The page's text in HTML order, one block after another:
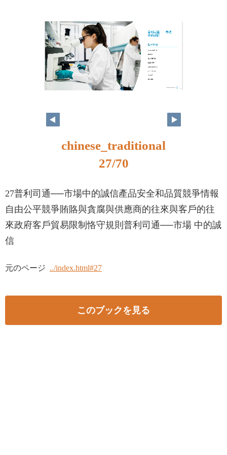
chinese_traditional
27/70
27普利司通──市場中的誠信產品安全和品質競爭情報
自由公平競爭賄賂與貪腐與供應商的往來與客戶的往
來政府客戶貿易限制恪守規則普利司通──市場 中的誠
信
元のページ ../index.html#27
このブックを見る